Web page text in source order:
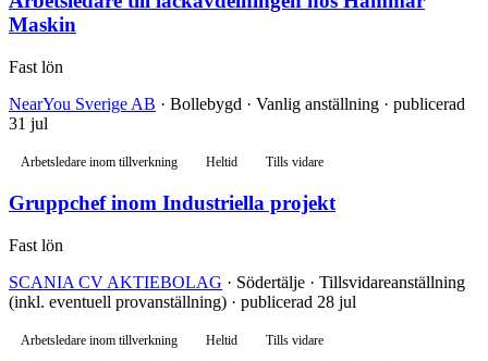
Maskin
Fast lön
NearYou Sverige AB · Bollebygd · Vanlig anställning · publicerad
31 jul
Arbetsledare inom tillverkning Heltid Tills vidare
Gruppchef inom Industriella projekt
Fast lön
SCANIA CV AKTIEBOLAG · Södertälje · Tillsvidareanställning
(inkl. eventuell provanställning) · publicerad 28 jul
Arbetsledare inom tillverkning Heltid Tills vidare